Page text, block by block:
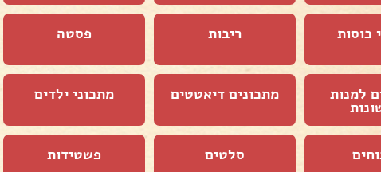
כוסות ריבות פסטה
למנות מתכונים דיאטטים מתכוני ילדים
סלטים פשטידות